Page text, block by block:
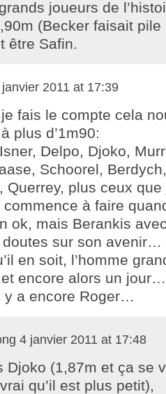
joueurs de
(Becker faisait
être Safin.
2011 at 17:39
fais le compte cela
plus d’1m90:
Delpo, Djoko,
Schoorel,
Querrey, plus ceux
commence à faire
ok, mais Berankis
doutes sur son avenir…
en soit, l’homme
encore alors un jour…
y a encore Roger…
4 janvier 2011 at 17:48
Djoko (1,87m et ça se
qu’il est plus petit),